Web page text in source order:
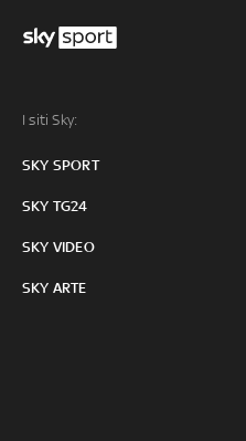
I siti Sky:
SKY SPORT
SKY TG24
SKY VIDEO
SKY ARTE